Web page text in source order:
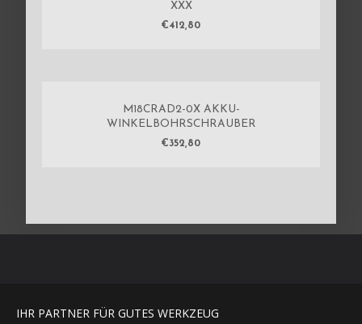
XXX
€412,80
M18CRAD2-0X AKKU-
WINKELBOHRSCHRAUBER
€352,80
IHR PARTNER FÜR GUTES WERKZEUG